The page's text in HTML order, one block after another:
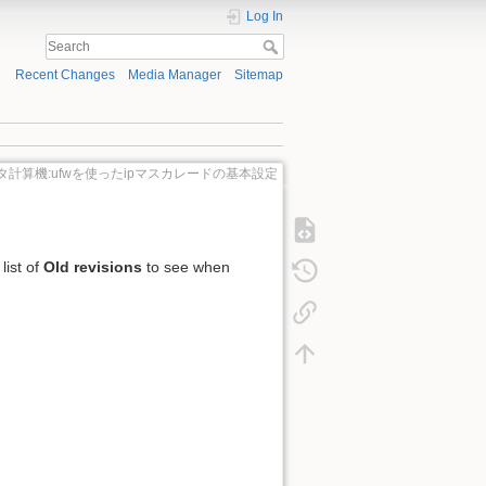
Log In
Recent Changes Media Manager Sitemap
計算機:ufwを使ったipマスカレードの基本設定
of Old revisions to see when